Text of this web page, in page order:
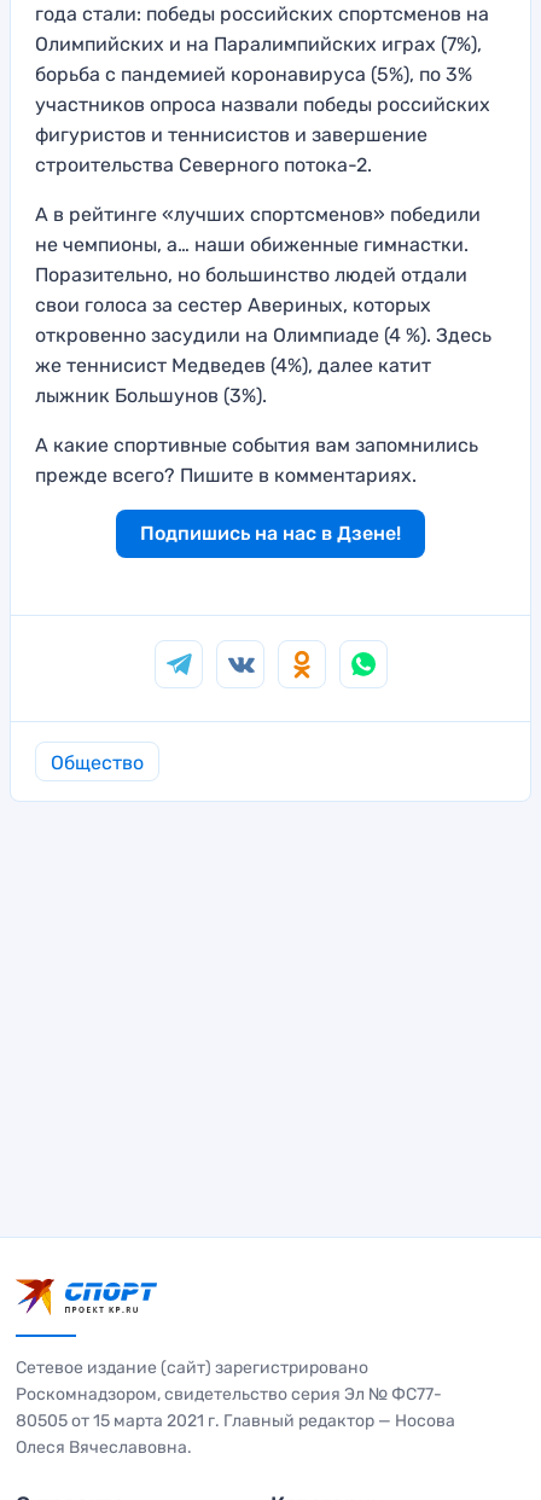
года стали: победы российских спортсменов на
Олимпийских и на Паралимпийских играх (7%),
борьба с пандемией коронавируса (5%), по 3%
участников опроса назвали победы российских
фигуристов и теннисистов и завершение
строительства Северного потока-2.
А в рейтинге «лучших спортсменов» победили
не чемпионы, а… наши обиженные гимнастки.
Поразительно, но большинство людей отдали
свои голоса за сестер Авериных, которых
откровенно засудили на Олимпиаде (4 %). Здесь
же теннисист Медведев (4%), далее катит
лыжник Большунов (3%).
А какие спортивные события вам запомнились
прежде всего? Пишите в комментариях.
Подпишись на нас в Дзене!
Общество
Сетевое издание (сайт) зарегистрировано
Роскомнадзором, свидетельство серия Эл № ФС77-
80505 от 15 марта 2021 г. Главный редактор — Носова
Олеся Вячеславовна.